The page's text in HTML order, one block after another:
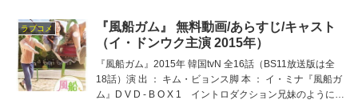
ラブコメ
『風船ガム』 無料動画/あらすじ/キャスト
（イ・ドンウク主演 2015年）
『風船ガム』2015年 韓国tvN 全16話（BS11放送版は全
18話）演 出 ： キム・ビョンス脚 本 ： イ・ミナ『風船ガ
ム』D V D - B O X 1 イントロダクション兄妹のように育